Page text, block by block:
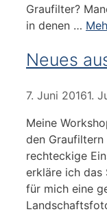
Graufilter?
in denen …
Neues
7. Juni 20161.
Meine
den
rechteckige
erkläre ich das
für mich eine